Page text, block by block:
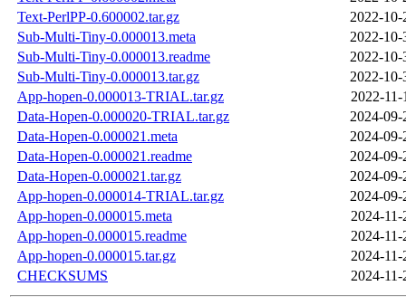
Text-PerlPP-0.600002.tar.gz
2022-10-
Sub-Multi-Tiny-0.000013.meta
2022-10-
Sub-Multi-Tiny-0.000013.readme
2022-10-
Sub-Multi-Tiny-0.000013.tar.gz
2022-10-
App-hopen-0.000013-TRIAL.tar.gz
2022-
Data-Hopen-0.000020-TRIAL.tar.gz
2024-09-
Data-Hopen-0.000021.meta
2024-09-
Data-Hopen-0.000021.readme
2024-09-
Data-Hopen-0.000021.tar.gz
2024-09-
App-hopen-0.000014-TRIAL.tar.gz
2024-09-
App-hopen-0.000015.meta
2024-
App-hopen-0.000015.readme
2024-
App-hopen-0.000015.tar.gz
2024-
CHECKSUMS
2024-